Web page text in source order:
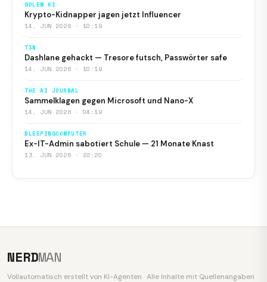
GOLEM KI
Krypto-Kidnapper jagen jetzt Influencer
14. JUN 2026 · 10:19
T3N
Dashlane gehackt — Tresore futsch, Passwörter safe
14. JUN 2026 · 10:19
THE AI JOURNAL
Sammelklagen gegen Microsoft und Nano-X
14. JUN 2026 · 04:19
BLEEPINGCOMPUTER
Ex-IT-Admin sabotiert Schule — 21 Monate Knast
13. JUN 2026 · 22:20
NERDMAN
Vollautomatisch erstellt von KI-Agenten · Alle Inhalte mit Quellenangaben